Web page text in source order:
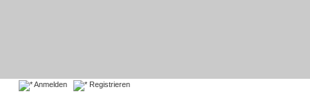
Anmelden Registrieren